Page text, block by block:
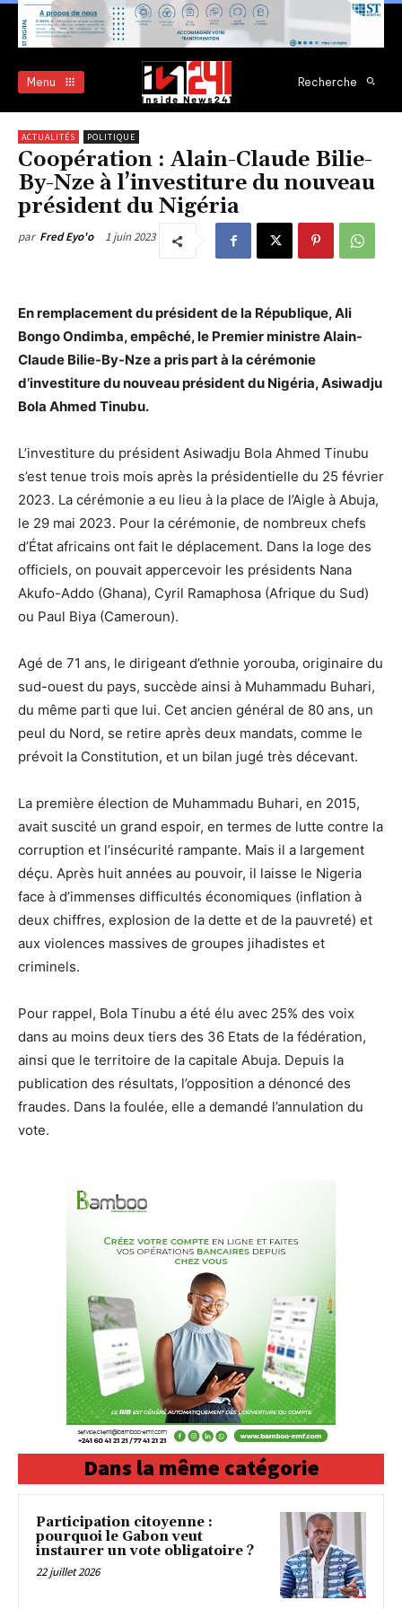
Menu Recherche
ACTUALITÉS POLITIQUE
Coopération : Alain-Claude Bilie-
By-Nze à l’investiture du nouveau
président du Nigéria
par Fred Eyo'o 1 juin 2023
En remplacement du président de la République, Ali
Bongo Ondimba, empêché, le Premier ministre Alain-
Claude Bilie-By-Nze a pris part à la cérémonie
d’investiture du nouveau président du Nigéria, Asiwadju
Bola Ahmed Tinubu.
L’investiture du président Asiwadju Bola Ahmed Tinubu
s’est tenue trois mois après la présidentielle du 25 février
2023. La cérémonie a eu lieu à la place de l’Aigle à Abuja,
le 29 mai 2023. Pour la cérémonie, de nombreux chefs
d’État africains ont fait le déplacement. Dans la loge des
officiels, on pouvait appercevoir les présidents Nana
Akufo-Addo (Ghana), Cyril Ramaphosa (Afrique du Sud)
ou Paul Biya (Cameroun).
Agé de 71 ans, le dirigeant d’ethnie yorouba, originaire du
sud-ouest du pays, succède ainsi à Muhammadu Buhari,
du même parti que lui. Cet ancien général de 80 ans, un
peul du Nord, se retire après deux mandats, comme le
prévoit la Constitution, et un bilan jugé très décevant.
La première élection de Muhammadu Buhari, en 2015,
avait suscité un grand espoir, en termes de lutte contre la
corruption et l’insécurité rampante. Mais il a largement
déçu. Après huit années au pouvoir, il laisse le Nigeria
face à d’immenses difficultés économiques (inflation à
deux chiffres, explosion de la dette et de la pauvreté) et
aux violences massives de groupes jihadistes et
criminels.
Pour rappel, Bola Tinubu a été élu avec 25% des voix
dans au moins deux tiers des 36 Etats de la fédération,
ainsi que le territoire de la capitale Abuja. Depuis la
publication des résultats, l’opposition a dénoncé des
fraudes. Dans la foulée, elle a demandé l’annulation du
vote.
Dans la même catégorie
Participation citoyenne :
pourquoi le Gabon veut
instaurer un vote obligatoire ?
22 juillet 2026